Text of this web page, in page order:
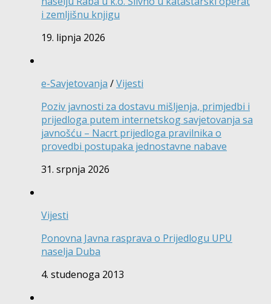
i zemljišnu knjigu
19. lipnja 2026
e-Savjetovanja /Vijesti
Poziv javnosti za dostavu mišljenja, primjedbi i
prijedloga putem internetskog savjetovanja sa
javnošću – Nacrt prijedloga pravilnika o
provedbi postupaka jednostavne nabave
31. srpnja 2026
Vijesti
Ponovna Javna rasprava o Prijedlogu UPU
naselja Duba
4. studenoga 2013